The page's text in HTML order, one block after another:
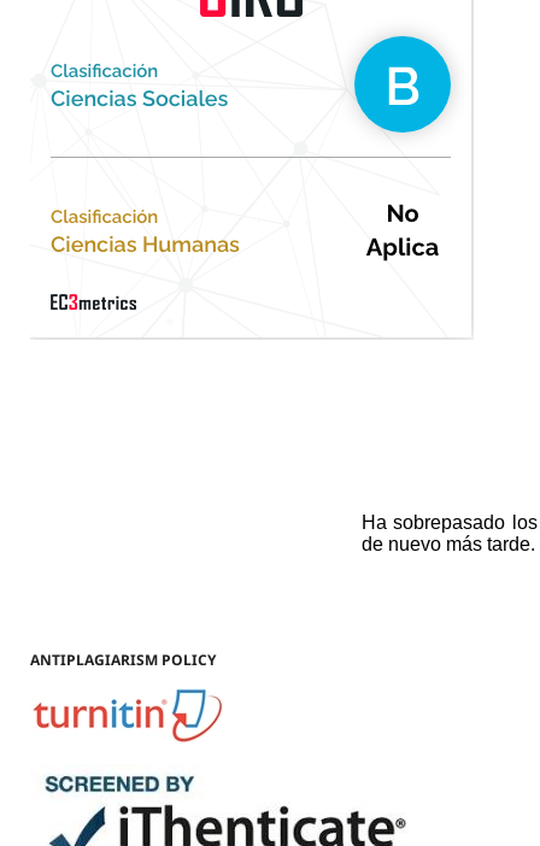
ANTIPLAGIARISM POLICY